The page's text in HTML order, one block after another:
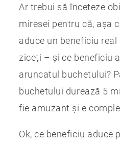
Ar trebui să înceteze
miresei pentru că, așa
aduce un beneficiu real
ziceți – și ce beneficiu
aruncatul buchetului?
buchetului durează 5
fie amuzant și e
Ok, ce beneficiu aduce